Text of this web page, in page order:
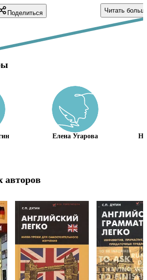
смотря в какую, а
Поделиться
фразовые
умеренная ц...
Читать
Елена Угарова
авторов